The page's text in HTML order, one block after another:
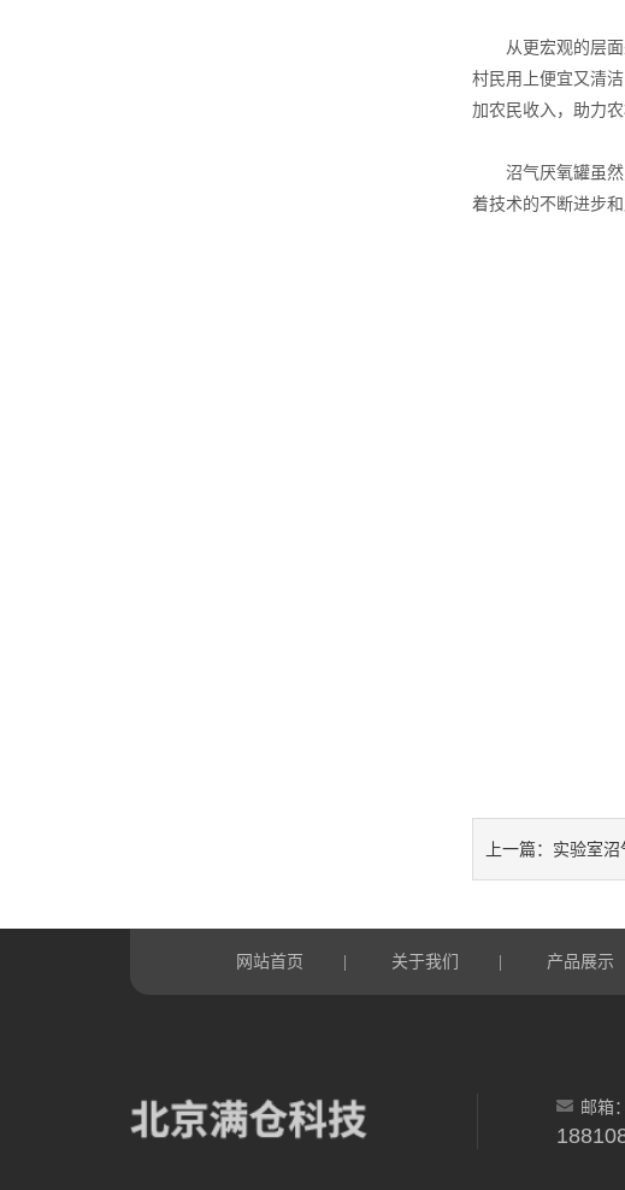
从更宏观的层面
村民用上便宜又清
加农民收入，助力
沼气厌氧罐虽然
着技术的不断进步
上一篇： 实验室沼
网站首页 关于我们 产品展示
邮箱：